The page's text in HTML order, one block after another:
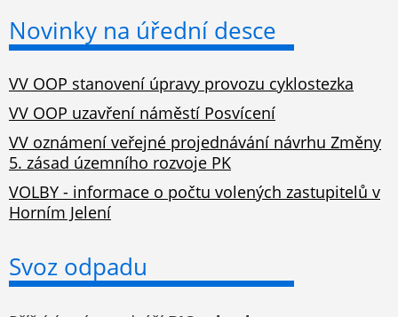
Novinky na úřední desce
VV OOP stanovení úpravy provozu cyklostezka
VV OOP uzavření náměstí Posvícení
VV oznámení veřejné projednávání návrhu Změny
5. zásad územního rozvoje PK
VOLBY - informace o počtu volených zastupitelů v
Horním Jelení
Svoz odpadu